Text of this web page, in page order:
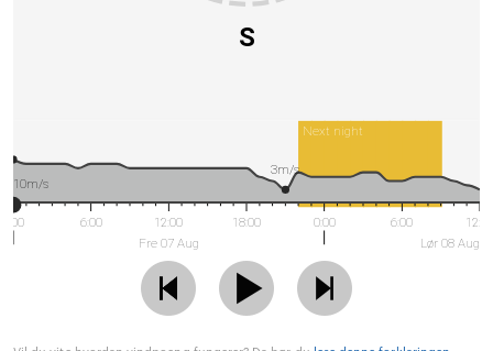
S
Next night
0:00 6:00
12:00
Fre 07 Aug
18:00 0:00 6:00
Lør 08 Aug
10m/s
3m/s